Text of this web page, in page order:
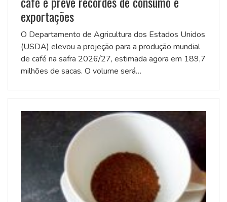
exportações
O Departamento de Agricultura dos Estados Unidos
(USDA) elevou a projeção para a produção mundial
de café na safra 2026/27, estimada agora em 189,7
milhões de sacas. O volume será…